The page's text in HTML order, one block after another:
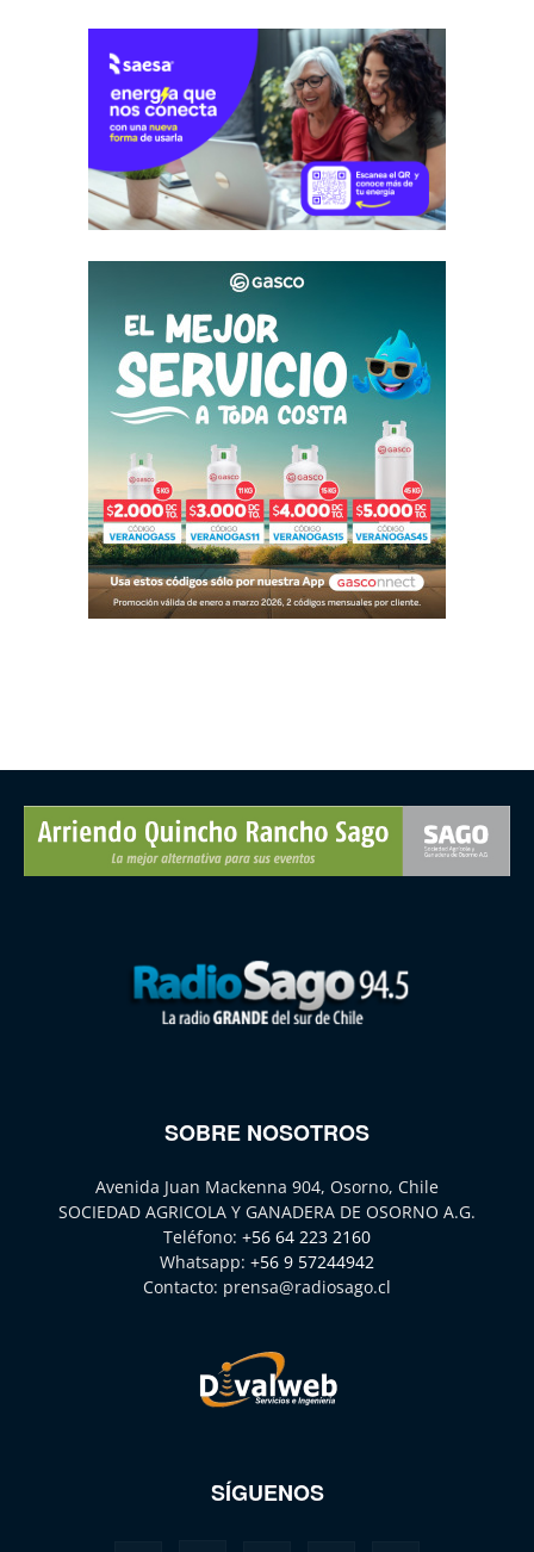
SOBRE NOSOTROS
Avenida Juan Mackenna 904, Osorno, Chile
SOCIEDAD AGRICOLA Y GANADERA DE OSORNO A.G.
Teléfono: +56 64 223 2160
Whatsapp: +56 9 57244942
Contacto: prensa@radiosago.cl
SÍGUENOS